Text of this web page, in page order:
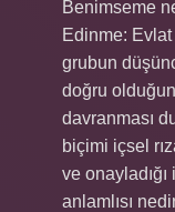
Benimseme
Edinme:
grubun
doğru
davranması
biçimi içsel
ve
anlamlısı